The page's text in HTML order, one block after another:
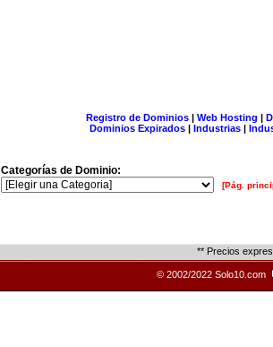
Registro de Dominios| Web Hosting |
Dominios Expirados | Industrias |
Categorías de Dominio:
[Pág.
** Precios
© 2002/2022 Solo10.com